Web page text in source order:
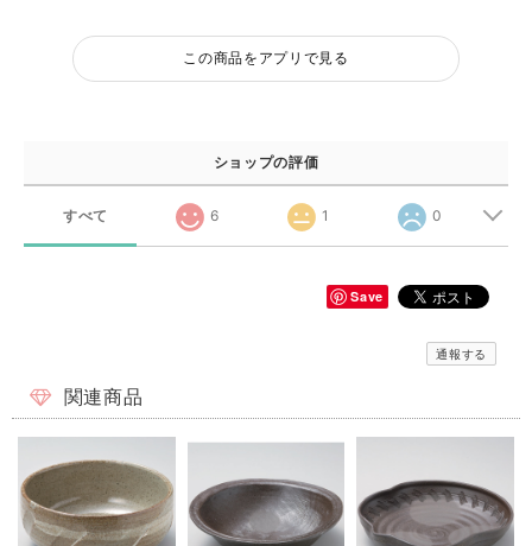
この商品をアプリで見る
ショップの評価
すべて 6 1 0
Save
通報する
関連商品